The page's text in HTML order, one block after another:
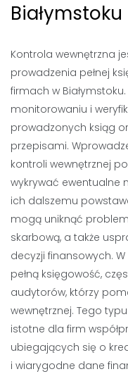
Białymstoku
Kontrola wewnętrzna
prowadzenia pełnej
firmach w
monitorowaniu i
prowadzonych ksiąg
przepisami.
kontroli wewnętrznej
wykrywać ewentualne
ich dalszemu
mogą uniknąć
skarbową, a także
decyzji finansowych.
pełną księgowość,
audytorów, którzy
wewnętrznej. Tego
istotne dla firm
ubiegających się o
i wiarygodne dane